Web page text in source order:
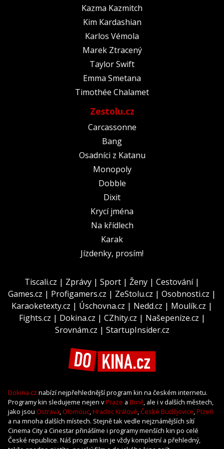
Kazma Kazmitch
Kim Kardashian
Karlos Vémola
Marek Ztracený
Taylor Swift
Emma Smetana
Timothée Chalamet
Zestolu.cz
Carcassonne
Bang
Osadníci z Katanu
Monopoly
Dobble
Dixit
Krycí jména
Na křídlech
Karak
Jízdenky, prosím!
Tiscali.cz | Zprávy | Sport | Ženy | Cestování|
Games.cz | Profigamers.cz | ZeStolu.cz | Osobnosti.cz |
Karaoketexty.cz | Úschovna.cz | Nedd.cz | Moulík.cz |
Fights.cz | Dokina.cz | CZhity.cz | Našepeníze.cz |
Srovnám.cz | StartupInsider.cz
Dokina.cz nabízí nejpřehlednější program kin na českém internetu.
Programy kin sledujeme nejen vPraze a Brně, ale i v dalších městech,
jako jsou Ostrava, Olomouc,Hradec Králové,České Budějovice,Plzeň
a na mnoha dalších místech. Stejně tak vedle nejznámějších sítí
Cinema City a Cinestar přinášíme i programy menších kin po celé
České republice. Náš program kin je vždy kompletní a přehledný,